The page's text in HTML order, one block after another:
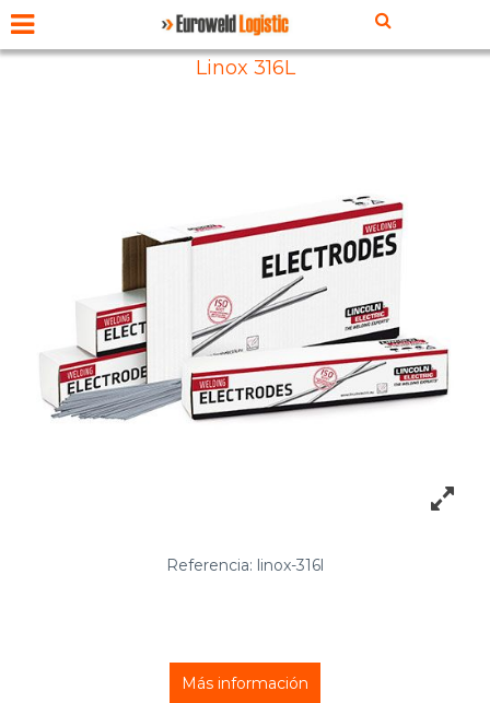
Linox 316L
Referencia: linox-316l
Más información